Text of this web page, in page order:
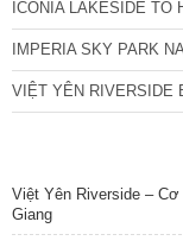
ICONIA LAKESIDE TỐ
IMPERIA SKY PARK
VIỆT YÊN RIVERSIDE
Việt Yên Riverside –
Giang